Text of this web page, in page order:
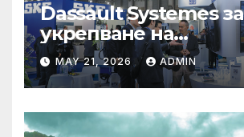
Dassault Systemes за
укрепване на
изграждането на AI
екосистема в Китай
MAY 21, 2026 ADMIN